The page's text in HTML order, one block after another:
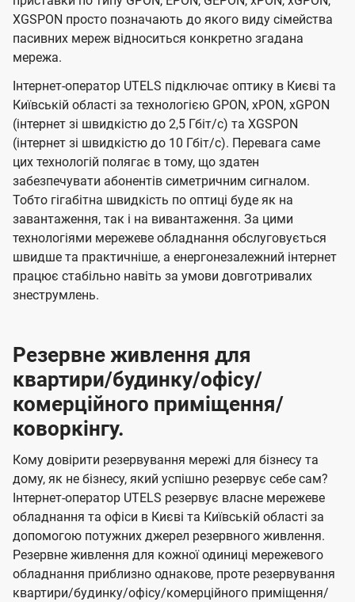
XGSPON просто позначають до якого виду сімейства
пасивних мереж відноситься конкретно згадана
мережа.
Інтернет-оператор UTELS підключає оптику в Києві та
Київській області за технологією GPON, xPON, xGPON
(інтернет зі швидкістю до 2,5 Гбіт/с) та XGSPON
(інтернет зі швидкістю до 10 Гбіт/с). Перевага саме
цих технологій полягає в тому, що здатен
забезпечувати абонентів симетричним сигналом.
Тобто гігабітна швидкість по оптиці буде як на
завантаження, так і на вивантаження. За цими
технологіями мережеве обладнання обслуговується
швидше та практичніше, а енергонезалежний інтернет
працює стабільно навіть за умови довготривалих
знеструмлень.
Резервне живлення для
квартири/будинку/офісу/
комерційного приміщення/
коворкінгу.
Кому довірити резервування мережі для бізнесу та
дому, як не бізнесу, який успішно резервує себе сам?
Інтернет-оператор UTELS резервує власне мережеве
обладнання та офіси в Києві та Київській області за
допомогою потужних джерел резервного живлення.
Резервне живлення для кожної одиниці мережевого
обладнання приблизно однакове, проте резервування
квартири/будинку/офісу/комерційного приміщення/